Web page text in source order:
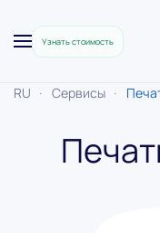
Skip to main
Узнать стоимость
RU Сервисы